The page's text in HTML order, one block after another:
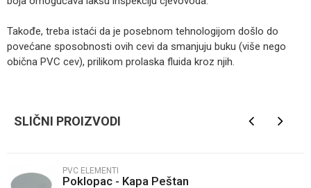
Takođe, treba istaći da je posebnom tehnologijom došlo do
povećane sposobnosti ovih cevi da smanjuju buku (više nego
obična PVC cev), prilikom prolaska fluida kroz njih.
Poruka
SLIČNI PROIZVODI
PVC ELEMENTI
Poklopac - Kapa Peštan